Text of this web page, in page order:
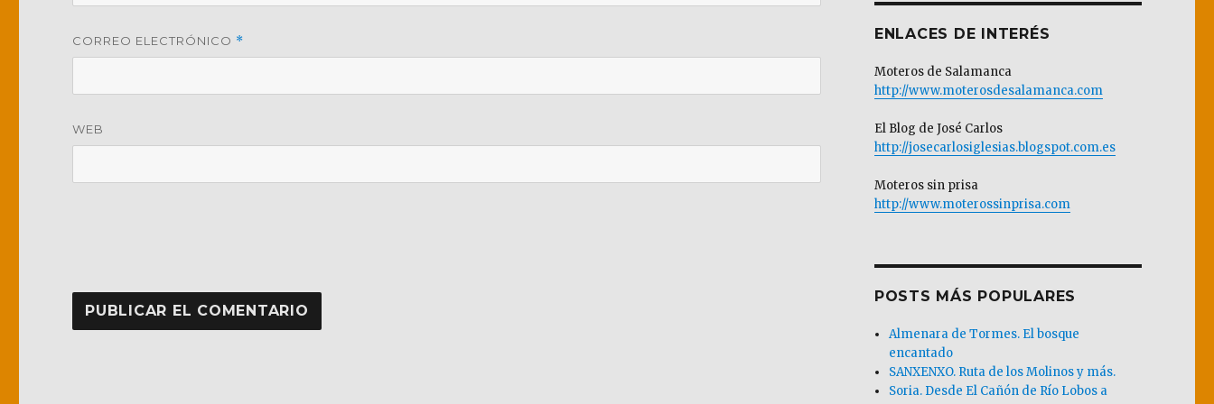
CORREO ELECTRÓNICO *
WEB
ENLACES DE INTERÉS
Moteros de Salamanca
http://www.moterosdesalamanca.com
El Blog de José Carlos
http://josecarlosiglesias.blogspot.com.es
Moteros sin prisa
http://www.moterossinprisa.com
POSTS MÁS POPULARES
Almenara de Tormes. El bosque
encantado
SANXENXO. Ruta de los Molinos y más.
Soria. Desde El Cañón de Río Lobos a